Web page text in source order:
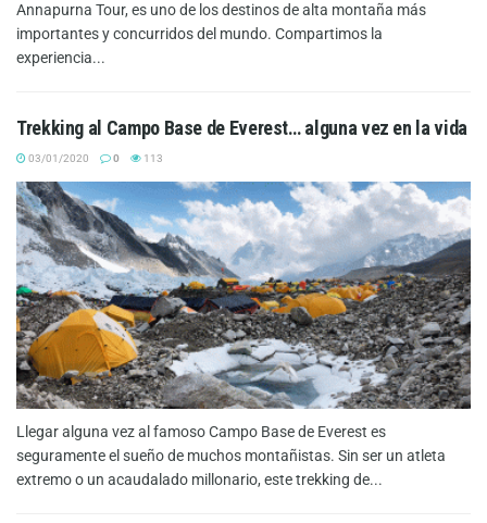
Annapurna Tour, es uno de los destinos de alta montaña más
importantes y concurridos del mundo. Compartimos la
experiencia...
Trekking al Campo Base de Everest… alguna vez en la vida
03/01/2020 0 113
Llegar alguna vez al famoso Campo Base de Everest es
seguramente el sueño de muchos montañistas. Sin ser un atleta
extremo o un acaudalado millonario, este trekking de...